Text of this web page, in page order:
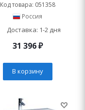
Код товара: 051358
Россия
Доставка: 1-2 дня
31 396₽
В корзину